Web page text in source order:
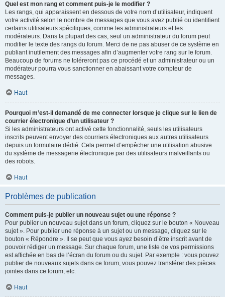
Quel est mon rang et comment puis-je le modifier ?
Les rangs, qui apparaissent en dessous de votre nom d’utilisateur, indiquent
votre activité selon le nombre de messages que vous avez publié ou identifient
certains utilisateurs spécifiques, comme les administrateurs et les
modérateurs. Dans la plupart des cas, seul un administrateur du forum peut
modifier le texte des rangs du forum. Merci de ne pas abuser de ce système en
publiant inutilement des messages afin d’augmenter votre rang sur le forum.
Beaucoup de forums ne toléreront pas ce procédé et un administrateur ou un
modérateur pourra vous sanctionner en abaissant votre compteur de
messages.
Haut
Pourquoi m’est-il demandé de me connecter lorsque je clique sur le lien de
courrier électronique d’un utilisateur ?
Si les administrateurs ont activé cette fonctionnalité, seuls les utilisateurs
inscrits peuvent envoyer des courriers électroniques aux autres utilisateurs
depuis un formulaire dédié. Cela permet d’empêcher une utilisation abusive
du système de messagerie électronique par des utilisateurs malveillants ou
des robots.
Haut
Problèmes de publication
Comment puis-je publier un nouveau sujet ou une réponse ?
Pour publier un nouveau sujet dans un forum, cliquez sur le bouton « Nouveau
sujet ». Pour publier une réponse à un sujet ou un message, cliquez sur le
bouton « Répondre ». Il se peut que vous ayez besoin d’être inscrit avant de
pouvoir rédiger un message. Sur chaque forum, une liste de vos permissions
est affichée en bas de l’écran du forum ou du sujet. Par exemple : vous pouvez
publier de nouveaux sujets dans ce forum, vous pouvez transférer des pièces
jointes dans ce forum, etc.
Haut